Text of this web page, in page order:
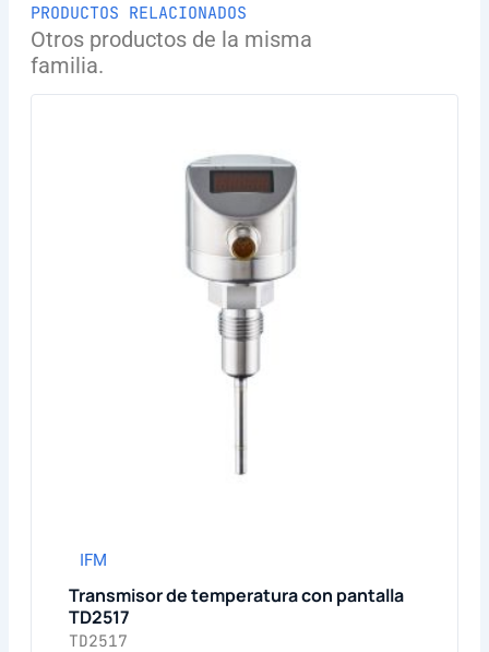
PRODUCTOS RELACIONADOS
Otros productos de la misma
familia.
IFM
Transmisor de temperatura con pantalla
TD2517
TD2517